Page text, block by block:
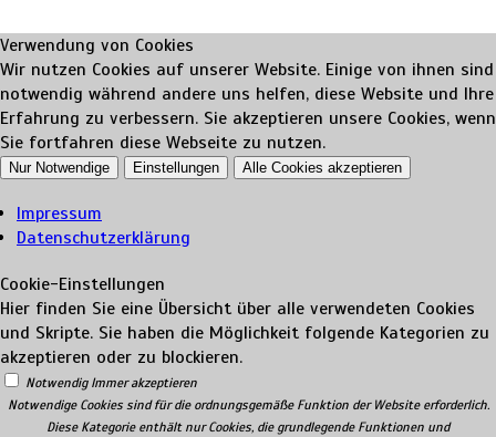
Verwendung von Cookies
Wir nutzen Cookies auf unserer Website. Einige von ihnen sind
notwendig während andere uns helfen, diese Website und Ihre
Erfahrung zu verbessern. Sie akzeptieren unsere Cookies, wenn
Sie fortfahren diese Webseite zu nutzen.
Nur Notwendige Einstellungen Alle Cookies akzeptieren
Impressum
Datenschutzerklärung
Cookie-Einstellungen
Hier finden Sie eine Übersicht über alle verwendeten Cookies
und Skripte. Sie haben die Möglichkeit folgende Kategorien zu
akzeptieren oder zu blockieren.
Notwendig Immer akzeptieren
Notwendige Cookies sind für die ordnungsgemäße Funktion der Website erforderlich.
Diese Kategorie enthält nur Cookies, die grundlegende Funktionen und